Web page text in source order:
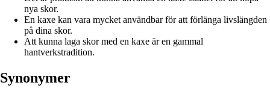
nya skor.
En kaxe kan vara mycket användbar för att förlänga livslängden
på dina skor.
Att kunna laga skor med en kaxe är en gammal
hantverkstradition.
Synonymer